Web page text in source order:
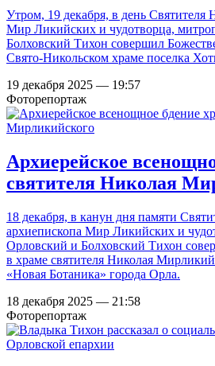
Утром, 19 декабря, в день Святителя
Мир Ликийских и чудотворца,
Болховский Тихон совершил
Свято-Никольском храме поселка
19 декабря 2025 — 19:57
Фоторепортаж
Архиерейское
святителя Николая
18 декабря, в канун дня памяти
архиепископа Мир Ликийских и
Орловский и Болховский Тихон
в храме святителя Николая
«Новая Ботаника» города Орла.
18 декабря 2025 — 21:58
Фоторепортаж